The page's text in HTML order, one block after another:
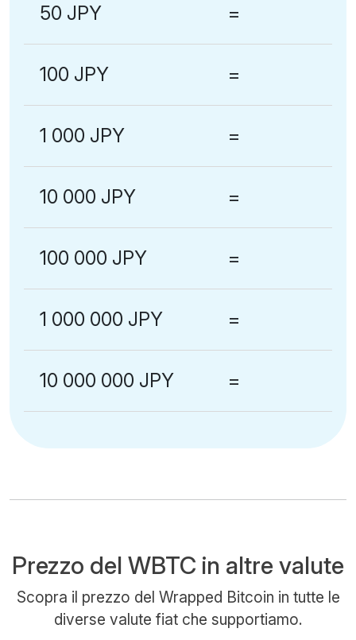
50 JPY =
100 JPY =
1 000 JPY =
10 000 JPY =
100 000 JPY =
1 000 000 JPY =
10 000 000 JPY =
Prezzo del WBTC in altre valute
Scopra il prezzo del Wrapped Bitcoin in tutte le
diverse valute fiat che supportiamo.